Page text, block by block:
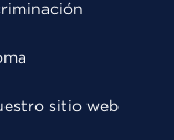
sitio web